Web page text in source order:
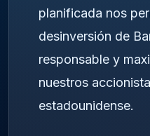
planificada nos
desinversión de
responsable y
nuestros
estadounidense.